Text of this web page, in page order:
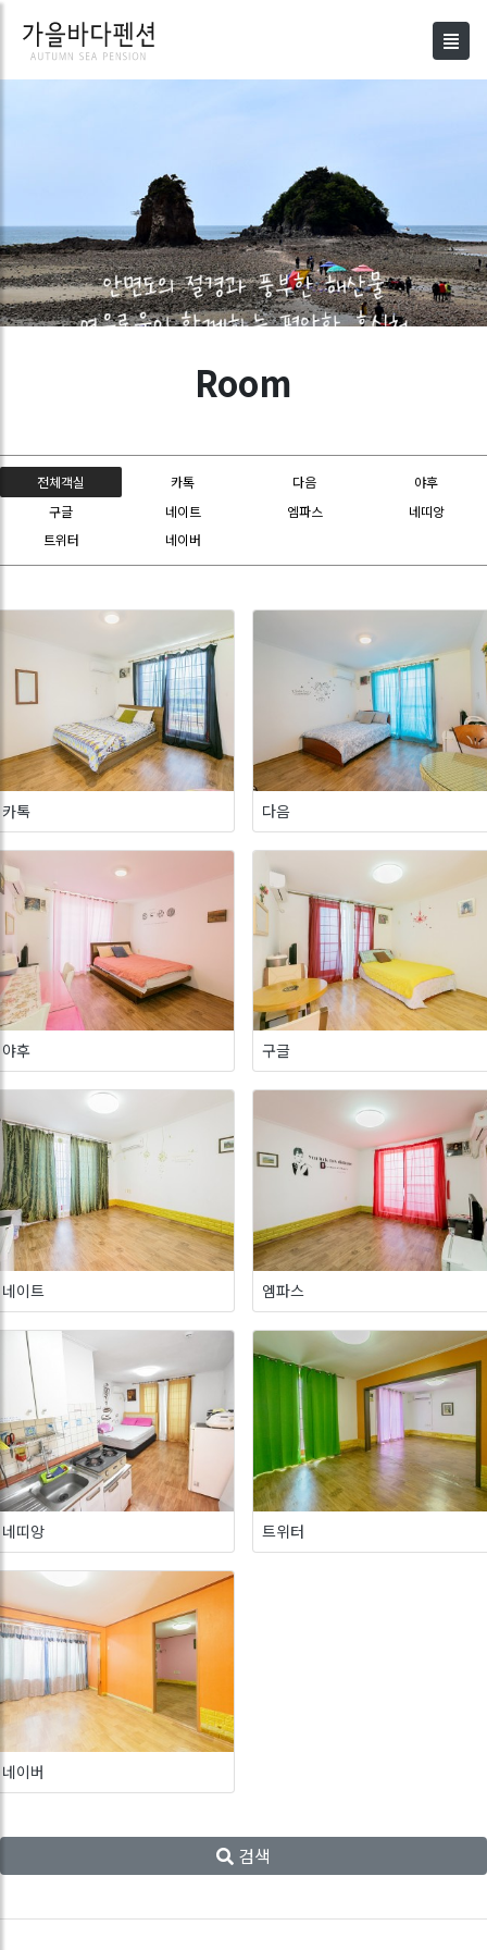
Room
전체객실 카톡 다음
야후
구글
네이트 엠파스
네띠앙
트위터
네이버
카톡 다음
야후 구글
네이트 엠파스
네띠앙 트위터
네이버
검색